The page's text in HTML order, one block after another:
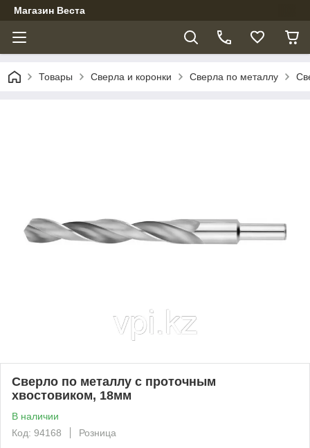
Магазин Веста
Товары Сверла и коронки Сверла по металлу
Сверло по металлу с проточным
хвостовиком, 18мм
В наличии
Код: 94168
Розница